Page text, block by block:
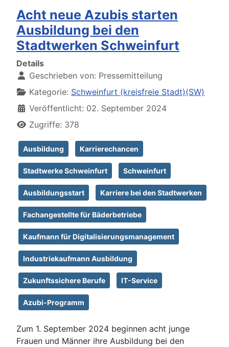
Acht neue Azubis starten
Ausbildung bei den
Stadtwerken Schweinfurt
Details
Geschrieben von: Pressemitteilung
Kategorie: Schweinfurt (kreisfreie Stadt)(SW)
Veröffentlicht: 02. September 2024
Zugriffe: 378
Ausbildung Karrierechancen
Stadtwerke Schweinfurt Schweinfurt
Ausbildungsstart Karriere bei den Stadtwerken
Fachangestellte für Bäderbetriebe
Kaufmann für Digitalisierungsmanagement
Industriekaufmann Ausbildung
Zukunftssichere Berufe IT-Service
Azubi-Programm
Zum 1. September 2024 beginnen acht junge
Frauen und Männer ihre Ausbildung bei den